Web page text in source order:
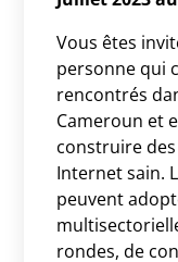
Vous êtes
personne qui
rencontrés
Cameroun et
construire
Internet sain.
peuvent
rondes, de